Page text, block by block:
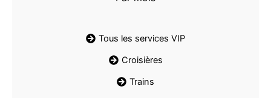
Tous les services VIP
Croisières
Trains